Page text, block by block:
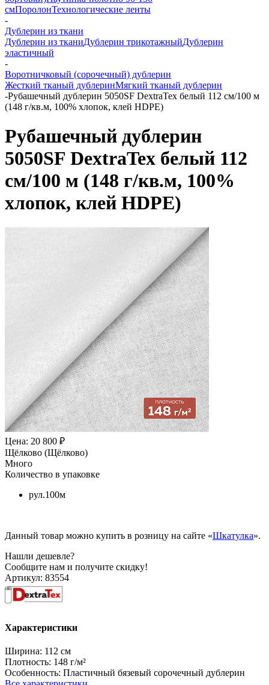
смПоролонТехнологические ленты
-
Дублерин из ткани
Дублерин из тканиДублерин трикотажныйДублерин
эластичный
-
Воротничковый (сорочечный) дублерин
Жесткий тканый дублеринМягкий тканый дублерин
-Рубашечный дублерин 5050SF DextraTex белый 112 см/100 м
(148 г/кв.м, 100% хлопок, клей HDPE)
Рубашечный дублерин
5050SF DextraTex белый 112
см/100 м (148 г/кв.м, 100%
хлопок, клей HDPE)
Цена: 20 800 ₽
Щёлково (Щёлково)
Много
Количество в упаковке
рул.100м
Данный товар можно купить в розницу на сайте «Шкатулка».
Нашли дешевле?
Сообщите нам и получите скидку!
Артикул: 83554
Характеристики
Ширина: 112 см
Плотность: 148 г/м²
Особенность: Пластичный бязевый сорочечный дублерин